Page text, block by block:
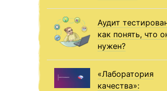
Аудит
как понять, что
нужен?
«Лаборатория
качества»: